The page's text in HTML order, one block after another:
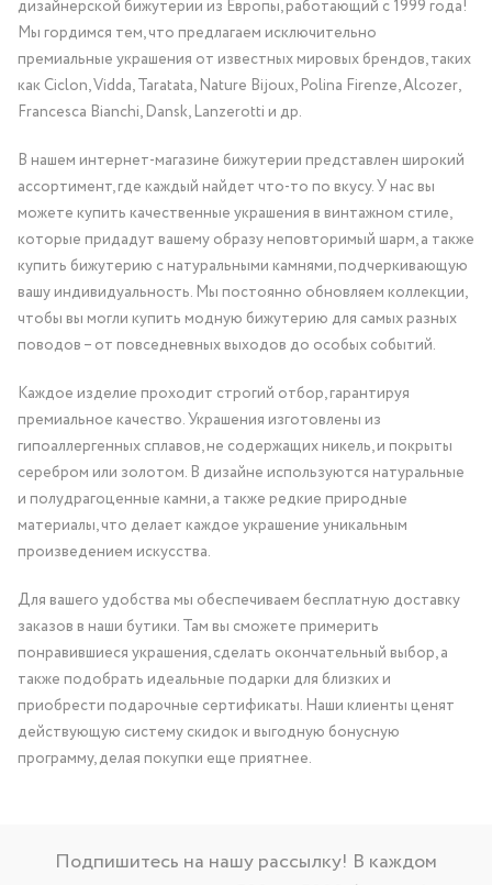
дизайнерской бижутерии из Европы, работающий с 1999 года!
Мы гордимся тем, что предлагаем исключительно
премиальные украшения от известных мировых брендов, таких
как Ciclon, Vidda, Taratata, Nature Bijoux, Polina Firenze, Alcozer,
Francesca Bianchi, Dansk, Lanzerotti и др.
В нашем интернет-магазине бижутерии представлен широкий
ассортимент, где каждый найдет что-то по вкусу. У нас вы
можете купить качественные украшения в винтажном стиле,
которые придадут вашему образу неповторимый шарм, а также
купить бижутерию с натуральными камнями, подчеркивающую
вашу индивидуальность. Мы постоянно обновляем коллекции,
чтобы вы могли купить модную бижутерию для самых разных
поводов – от повседневных выходов до особых событий.
Каждое изделие проходит строгий отбор, гарантируя
премиальное качество. Украшения изготовлены из
гипоаллергенных сплавов, не содержащих никель, и покрыты
серебром или золотом. В дизайне используются натуральные
и полудрагоценные камни, а также редкие природные
материалы, что делает каждое украшение уникальным
произведением искусства.
Для вашего удобства мы обеспечиваем бесплатную доставку
заказов в наши бутики. Там вы сможете примерить
понравившиеся украшения, сделать окончательный выбор, а
также подобрать идеальные подарки для близких и
приобрести подарочные сертификаты. Наши клиенты ценят
действующую систему скидок и выгодную бонусную
программу, делая покупки еще приятнее.
Подпишитесь на нашу рассылку! В каждом